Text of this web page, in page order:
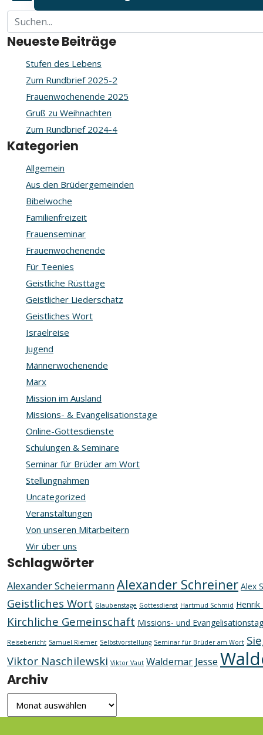
Neueste Beiträge
Stufen des Lebens
Zum Rundbrief 2025-2
Frauenwochenende 2025
Gruß zu Weihnachten
Zum Rundbrief 2024-4
Kategorien
Allgemein
Aus den Brüdergemeinden
Bibelwoche
Familienfreizeit
Frauenseminar
Frauenwochenende
Für Teenies
Geistliche Rüsttage
Geistlicher Liederschatz
Geistliches Wort
Israelreise
Jugend
Männerwochenende
Marx
Mission im Ausland
Missions- & Evangelisationstage
Online-Gottesdienste
Schulungen & Seminare
Seminar für Brüder am Wort
Stellungnahmen
Uncategorized
Veranstaltungen
Von unseren Mitarbeitern
Wir über uns
Schlagwörter
Alexander ScheiermannAlexander Schreiner Alex
Geistliches Wort Glaubenstage Gottesdienst Hartmud Schmid Henrik
Kirchliche Gemeinschaft Missions- und
Reisebericht Samuel Riemer Selbstvorstellung Seminar für Brüder am Wort
Viktor Naschilewski Viktor Vaut Waldemar Jesse
Archiv
Archiv